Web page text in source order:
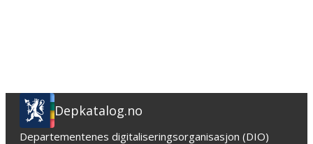
Depkatalog.no
Departementenes digitaliseringsorganisasjon (DIO)